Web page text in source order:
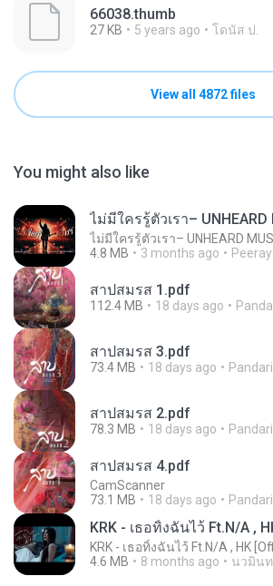
66038.thumb
27 KB 5 years ago โดนัส ป.
View all 4872 files
You might also like
4.8 MB
3 months ago
สาปสมรส 1.pdf
112.4 MB 18 days ago
สาปสมรส 3.pdf
73.4 MB 18 days ago
สาปสมรส 2.pdf
78.3 MB 18 days ago
สาปสมรส 4.pdf
CamScanner
73.1 MB
18 days ago
KRK - เธอทิ้งฉันไว้ Ft.N/A ,
KRK - เธอทิ้งฉันไว้ Ft.N/A , HK
4.6 MB
8 months ago นวมิน